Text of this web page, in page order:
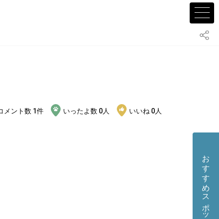
メント数 1件 いったよ数 0人 いいね 0人